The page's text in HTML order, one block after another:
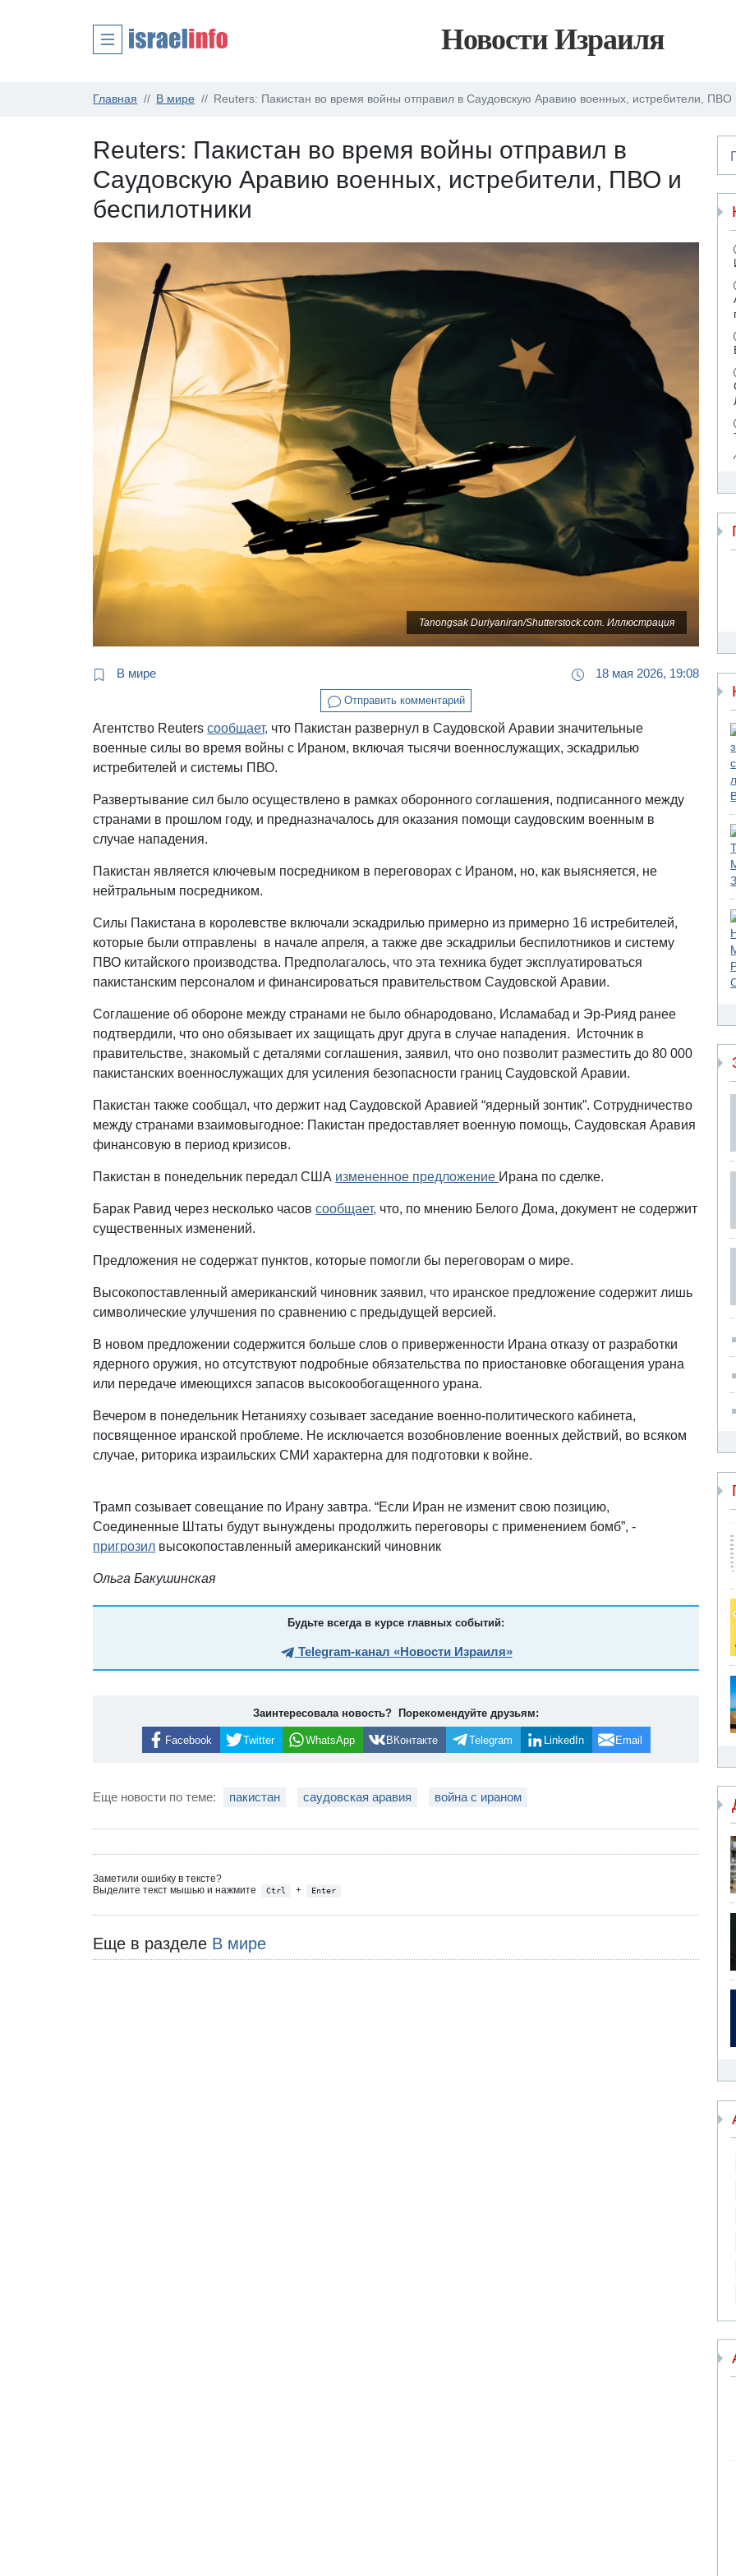
Новости Израиля
Главная В мире Reuters: Пакистан во время войны отправил в Саудовскую Аравию военных, истребители, ПВО
Reuters: Пакистан во время войны отправил в
Саудовскую Аравию военных, истребители, ПВО и
беспилотники
Tanongsak Duriyaniran/Shutterstock.com. Иллюстрация
В мире 18 мая 2026, 19:08
Отправить комментарий
Агентство Reutersсообщает, что Пакистан развернул в Саудовской Аравии значительные
военные силы во время войны с Ираном, включая тысячи военнослужащих, эскадрилью
истребителей и системы ПВО.
Развертывание сил было осуществлено в рамках оборонного соглашения, подписанного между
странами в прошлом году, и предназначалось для оказания помощи саудовским военным в
случае нападения.
Пакистан является ключевым посредником в переговорах с Ираном, но, как выясняется, не
нейтральным посредником.
Силы Пакистана в королевстве включали эскадрилью примерно из примерно 16 истребителей,
которые были отправлены в начале апреля, а также две эскадрильи беспилотников и систему
ПВО китайского производства. Предполагалось, что эта техника будет эксплуатироваться
пакистанским персоналом и финансироваться правительством Саудовской Аравии.
Соглашение об обороне между странами не было обнародовано, Исламабад и Эр-Рияд ранее
подтвердили, что оно обязывает их защищать друг друга в случае нападения. Источник в
правительстве, знакомый с деталями соглашения, заявил, что оно позволит разместить до 80 000
пакистанских военнослужащих для усиления безопасности границ Саудовской Аравии.
Пакистан также сообщал, что держит над Саудовской Аравией “ядерный зонтик”. Сотрудничество
между странами взаимовыгодное: Пакистан предоставляет военную помощь, Саудовская Аравия
финансовую в период кризисов.
Пакистан в понедельник передал США измененное предложение Ирана по сделке.
Барак Равид через несколько часовсообщает, что, по мнению Белого Дома, документ не содержит
существенных изменений.
Предложения не содержат пунктов, которые помогли бы переговорам о мире.
Высокопоставленный американский чиновник заявил, что иранское предложение содержит лишь
символические улучшения по сравнению с предыдущей версией.
В новом предложении содержится больше слов о приверженности Ирана отказу от разработки
ядерного оружия, но отсутствуют подробные обязательства по приостановке обогащения урана
или передаче имеющихся запасов высокообогащенного урана.
Вечером в понедельник Нетанияху созывает заседание военно-политического кабинета,
посвященное иранской проблеме. Не исключается возобновление военных действий, во всяком
случае, риторика израильских СМИ характерна для подготовки к войне.
Трамп созывает совещание по Ирану завтра. “Если Иран не изменит свою позицию,
Соединенные Штаты будут вынуждены продолжить переговоры с применением бомб”, -
пригрозил высокопоставленный американский чиновник
Ольга Бакушинская
Будьте всегда в курсе главных событий:
Telegram-канал «Новости Израиля»
Заинтересовала новость? Порекомендуйте друзьям:
Facebook Twitter WhatsApp ВКонтакте Telegram LinkedIn Email
Еще новости по теме: пакистан саудовская аравия война с ираном
Заметили ошибку в тексте?
Выделите текст мышью и нажмите
Ctrl + Enter
Еще в разделе В мире